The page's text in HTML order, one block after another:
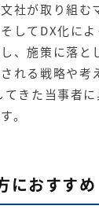
社が取り組む
してDX化に
、施策に落と
れる戦略や考
てきた当事者
。
におすすめ